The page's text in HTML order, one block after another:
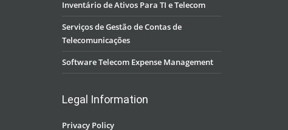
Inventário de Ativos Para TI e Telecom
Serviços de Gestão de Contas de
Telecomunicações
Software Telecom Expense Management
Legal Information
Privacy Policy